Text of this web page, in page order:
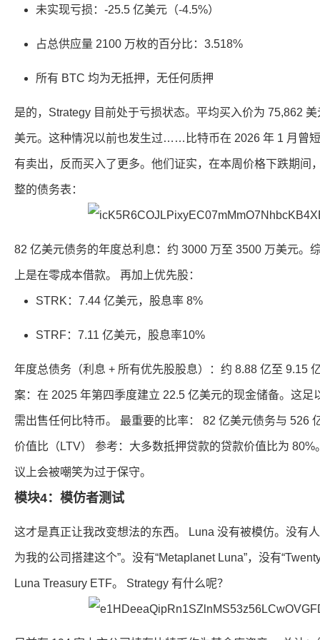
未实现亏损：-25.5 亿美元（-4.5%）
占总供应量 2100 万枚的百分比：3.518%
所有 BTC 均为无抵押，无任何质押
是的，Strategy 目前处于亏损状态。平均买入价为 75,862
美元。这种情况以前也发生过……比特币在 2026 年 1 月曾
有卖出，反而买入了更多。他们证实，在本周价格下跌期间
整的债务表：
82 亿美元债务的年度总利息：约 3000 万至 3500 万美元。
上是在零成本借款。 再加上优先股：
STRK：7.44 亿美元，股息率 8%
STRF：7.11 亿美元，股息率10%
年度总债务（利息 + 所有优先股股息）：约 8.88 亿至 9.15
案：在 2025 年第四季度建立 22.5 亿美元的现金储备。这足
需出售任何比特币。 最重要的比率： 82 亿美元债务与 526
价值比（LTV） 参考：大多数抵押贷款的贷款价值比为
议上会被嘲笑为过于保守。
模块4：模仿者测试
这才是真正让我改变想法的东西。 Luna 没有被模仿。没有
为我的公司搭建这个”。没有“Metaplanet Luna”，没有
Luna Treasury ETF。 Strategy 有什么呢？